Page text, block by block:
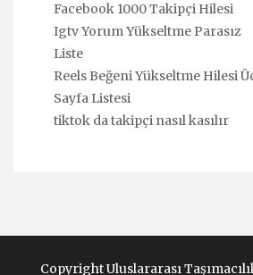
Facebook 1000 Takipçi Hilesi
Igtv Yorum Yükseltme Parasız
Liste
Reels Beğeni Yükseltme Hilesi
Sayfa Listesi
tiktok da takipçi nasıl kasılır
Copyright Uluslararası